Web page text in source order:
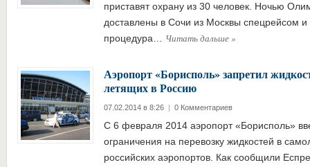
приставят охрану из 30 человек. Ночью
доставлены в Сочи из Москвы спецрейсом
процедура… Читать дальше»
Аэропорт «Борисполь» запретил
летящих в Россию
07.02.2014 в 8:26 | 0 Комментариев
С 6 февраля 2014 аэропорт «Борисполь»
ограничения на перевозку жидкостей в
российских аэропортов. Как сообщили